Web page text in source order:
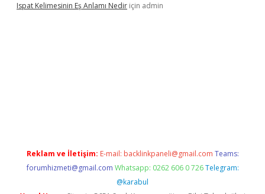
Ispat Kelimesinin Eş Anlamı Nedir için admin
Reklam ve İletişim: E-mail: backlinkpaneli@gmail.com Teams:
forumhizmeti@gmail.com Whatsapp: 0262 606 0 726 Telegram:
@karabul